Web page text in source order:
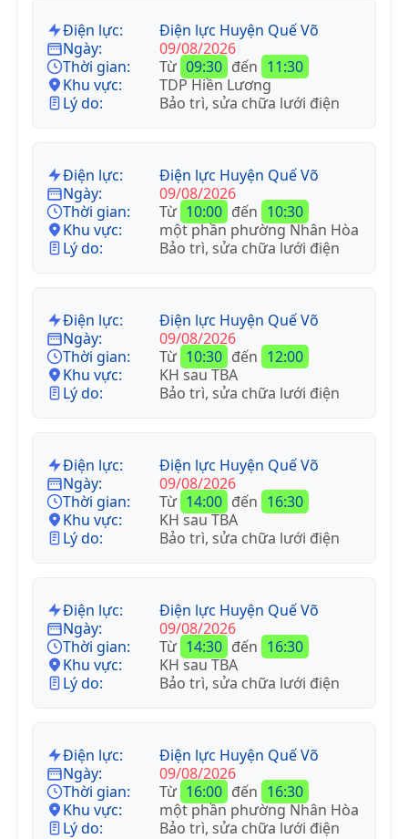
Điện lực:
Điện lực Huyện Quế Võ
Ngày:
09/08/2026
Thời gian:
Từ 09:30 đến 11:30
Khu vực:
TDP Hiền Lương
Lý do:
Bảo trì, sửa chữa lưới điện
Điện lực:
Điện lực Huyện Quế Võ
Ngày:
09/08/2026
Thời gian:
Từ 10:00 đến 10:30
Khu vực:
một phần phường Nhân Hòa
Lý do:
Bảo trì, sửa chữa lưới điện
Điện lực:
Điện lực Huyện Quế Võ
Ngày:
09/08/2026
Thời gian:
Từ 10:30 đến 12:00
Khu vực:
KH sau TBA
Lý do:
Bảo trì, sửa chữa lưới điện
Điện lực:
Điện lực Huyện Quế Võ
Ngày:
09/08/2026
Thời gian:
Từ 14:00 đến 16:30
Khu vực:
KH sau TBA
Lý do:
Bảo trì, sửa chữa lưới điện
Điện lực:
Điện lực Huyện Quế Võ
Ngày:
09/08/2026
Thời gian:
Từ 14:30 đến 16:30
Khu vực:
KH sau TBA
Lý do:
Bảo trì, sửa chữa lưới điện
Điện lực:
Điện lực Huyện Quế Võ
Ngày:
09/08/2026
Thời gian:
Từ 16:00 đến 16:30
Khu vực:
một phần phường Nhân Hòa
Lý do:
Bảo trì, sửa chữa lưới điện